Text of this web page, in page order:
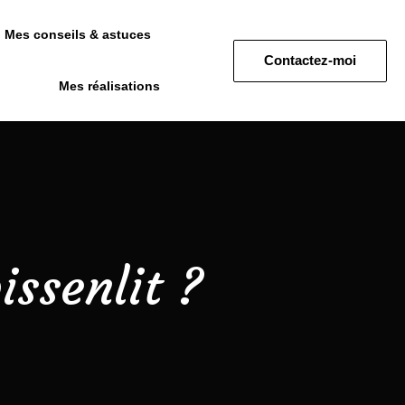
Mes conseils & astuces
Mes réalisations
Contactez-moi
?